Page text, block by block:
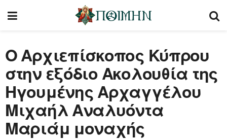
Ο Αρχιεπίσκοπος Κύπρου
στην εξόδιο Ακολουθία της
Ηγουμένης Αρχαγγέλου
Μιχαήλ Αναλυόντα
Μαριάμ μοναχής